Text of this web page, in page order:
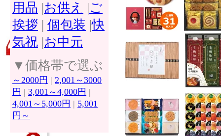
用品 |お供え |ご
挨拶 | 個包装 |快
気祝 |お中元
▼価格帯で選ぶ
～2000円 | 2,001～3000
円 | 3,001～4,000円 |
4,001～5,000円 | 5,001
円～